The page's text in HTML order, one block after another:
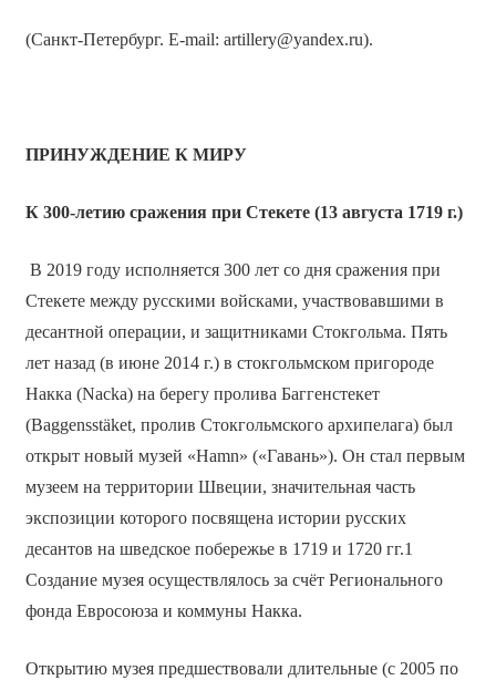
(Санкт-Петербург. E-mail: artillery@yandex.ru).
ПРИНУЖДЕНИЕ К МИРУ
К 300-летию сражения при Стекете (13 августа 1719 г.)
В 2019 году исполняется 300 лет со дня сражения при
Стекете между русскими войсками, участвовавшими в
десантной операции, и защитниками Стокгольма. Пять
лет назад (в июне 2014 г.) в стокгольмском пригороде
Накка (Nacka) на берегу пролива Баггенстекет
(Baggensstäket, пролив Стокгольмского архипелага) был
открыт новый музей «Hamn» («Гавань»). Он стал первым
музеем на территории Швеции, значительная часть
экспозиции которого посвящена истории русских
десантов на шведское побережье в 1719 и 1720 гг.1
Создание музея осуществлялось за счёт Регионального
фонда Евросоюза и коммуны Накка.
Открытию музея предшествовали длительные (с 2005 по